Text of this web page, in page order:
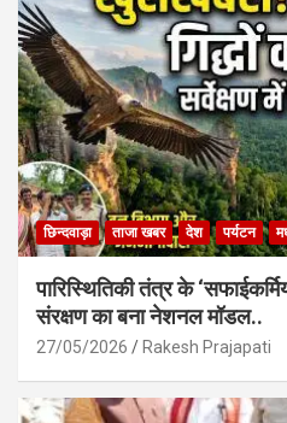
k
p
छिन्दवाड़ा ताजा खबर देश पर्यटन
पारिस्थितिकी तंत्र के
संरक्षण का बना नेशनल मॉडल..
27/05/2026 Rakesh Prajapati